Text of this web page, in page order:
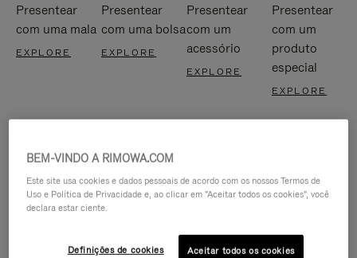
Presentear
com uma mala
EXPLORE
Presentear
com uma bolsa
EXPLORE
Presentear
com um
acessório
EXPLORE
Presentear
com um
produto
especial
EXPLORE
BEM-VINDO A RIMOWA.COM
Este site usa cookies e dados pessoais de acordo com os nossos Termos de
Uso e Política de Privacidade e, ao clicar em "Aceitar todos os cookies", você
declara estar ciente.
Definições de cookies Aceitar todos os cookies